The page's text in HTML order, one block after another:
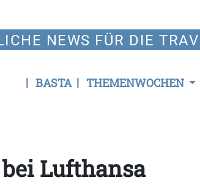
NEWS FÜR DIE
BASTA THEMENWOCHEN
Lufthansa